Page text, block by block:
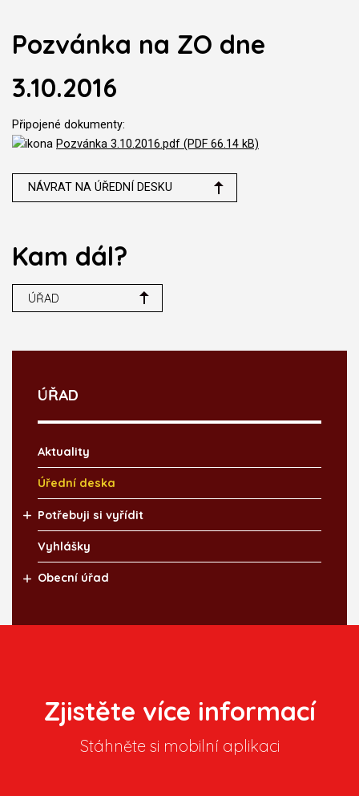
Pozvánka na ZO dne
3.10.2016
Připojené dokumenty:
Pozvánka 3.10.2016.pdf (PDF 66.14 kB)
NÁVRAT NA ÚŘEDNÍ DESKU
Kam dál?
ÚŘAD
ÚŘAD
Aktuality
Úřední deska
Potřebuji si vyřídit
Vyhlášky
Obecní úřad
Zjistěte více informací
Stáhněte si mobilní aplikaci